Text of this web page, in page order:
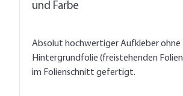
und Farbe
Absolut hochwertiger Aufkleber ohne
Hintergrundfolie (freistehenden
im Folienschnitt gefertigt.